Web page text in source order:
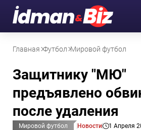
Главная Футбол Мировой футбол
Защитнику "МЮ"
предъявлено
после удаления
Мировой футбол Новости 1 Апреля